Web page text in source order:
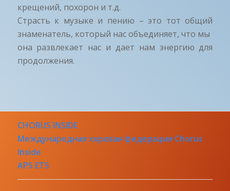
крещений, похорон и т.д.
Страсть к музыке и пению – это тот общий
знаменатель, который нас объединяет, что мы
она развлекает нас и дает нам энергию для
продолжения.
CHORUS INSIDE
Международная хоровая федерация Chorus
Inside
APS ETS